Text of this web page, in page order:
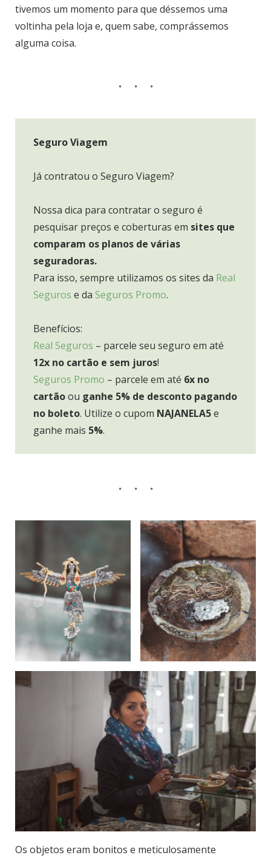
tivemos um momento para que déssemos uma
voltinha pela loja e, quem sabe, comprássemos
alguma coisa.
Seguro Viagem
Já contratou o Seguro Viagem?
Nossa dica para contratar o seguro é
pesquisar preços e coberturas em sites que
comparam os planos de várias
seguradoras.
Para isso, sempre utilizamos os sites da Real
Seguros e da Seguros Promo.
Benefícios:
Real Seguros – parcele seu seguro em até
12x no cartão e sem juros!
Seguros Promo – parcele em até 6x no
cartãoou ganhe 5% de desconto pagando
no boleto. Utilize o cupom NAJANELA5e
ganhe mais 5%.
Os objetos eram bonitos e meticulosamente